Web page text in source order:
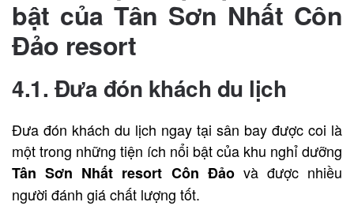
bật của Tân Sơn Nhất Côn
Đảo resort
4.1. Đưa đón khách du lịch
Đưa đón khách du lịch ngay tại sân bay được coi là
một trong những tiện ích nổi bật của khu nghỉ dưỡng
Tân Sơn Nhất resort Côn Đảo và được nhiều
người đánh giá chất lượng tốt.